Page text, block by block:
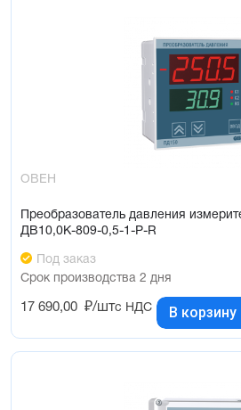
ОВЕН
Преобразователь давления
ДВ10,0К-809-0,5-1-Р-R
Под заказ
Срок производства 2 дня
17 690,00 ₽/штс НДС В корзину